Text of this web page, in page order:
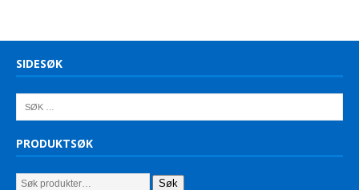
SIDESØK
PRODUKTSØK
Søk